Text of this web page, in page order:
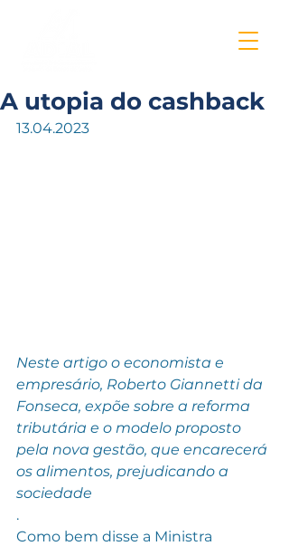
A utopia do cashback
13.04.2023
Neste artigo o economista e
empresário, Roberto Giannetti da
Fonseca, expõe sobre a reforma
tributária e o modelo proposto
pela nova gestão, que encarecerá
os alimentos, prejudicando a
sociedade
.
Como bem disse a Ministra